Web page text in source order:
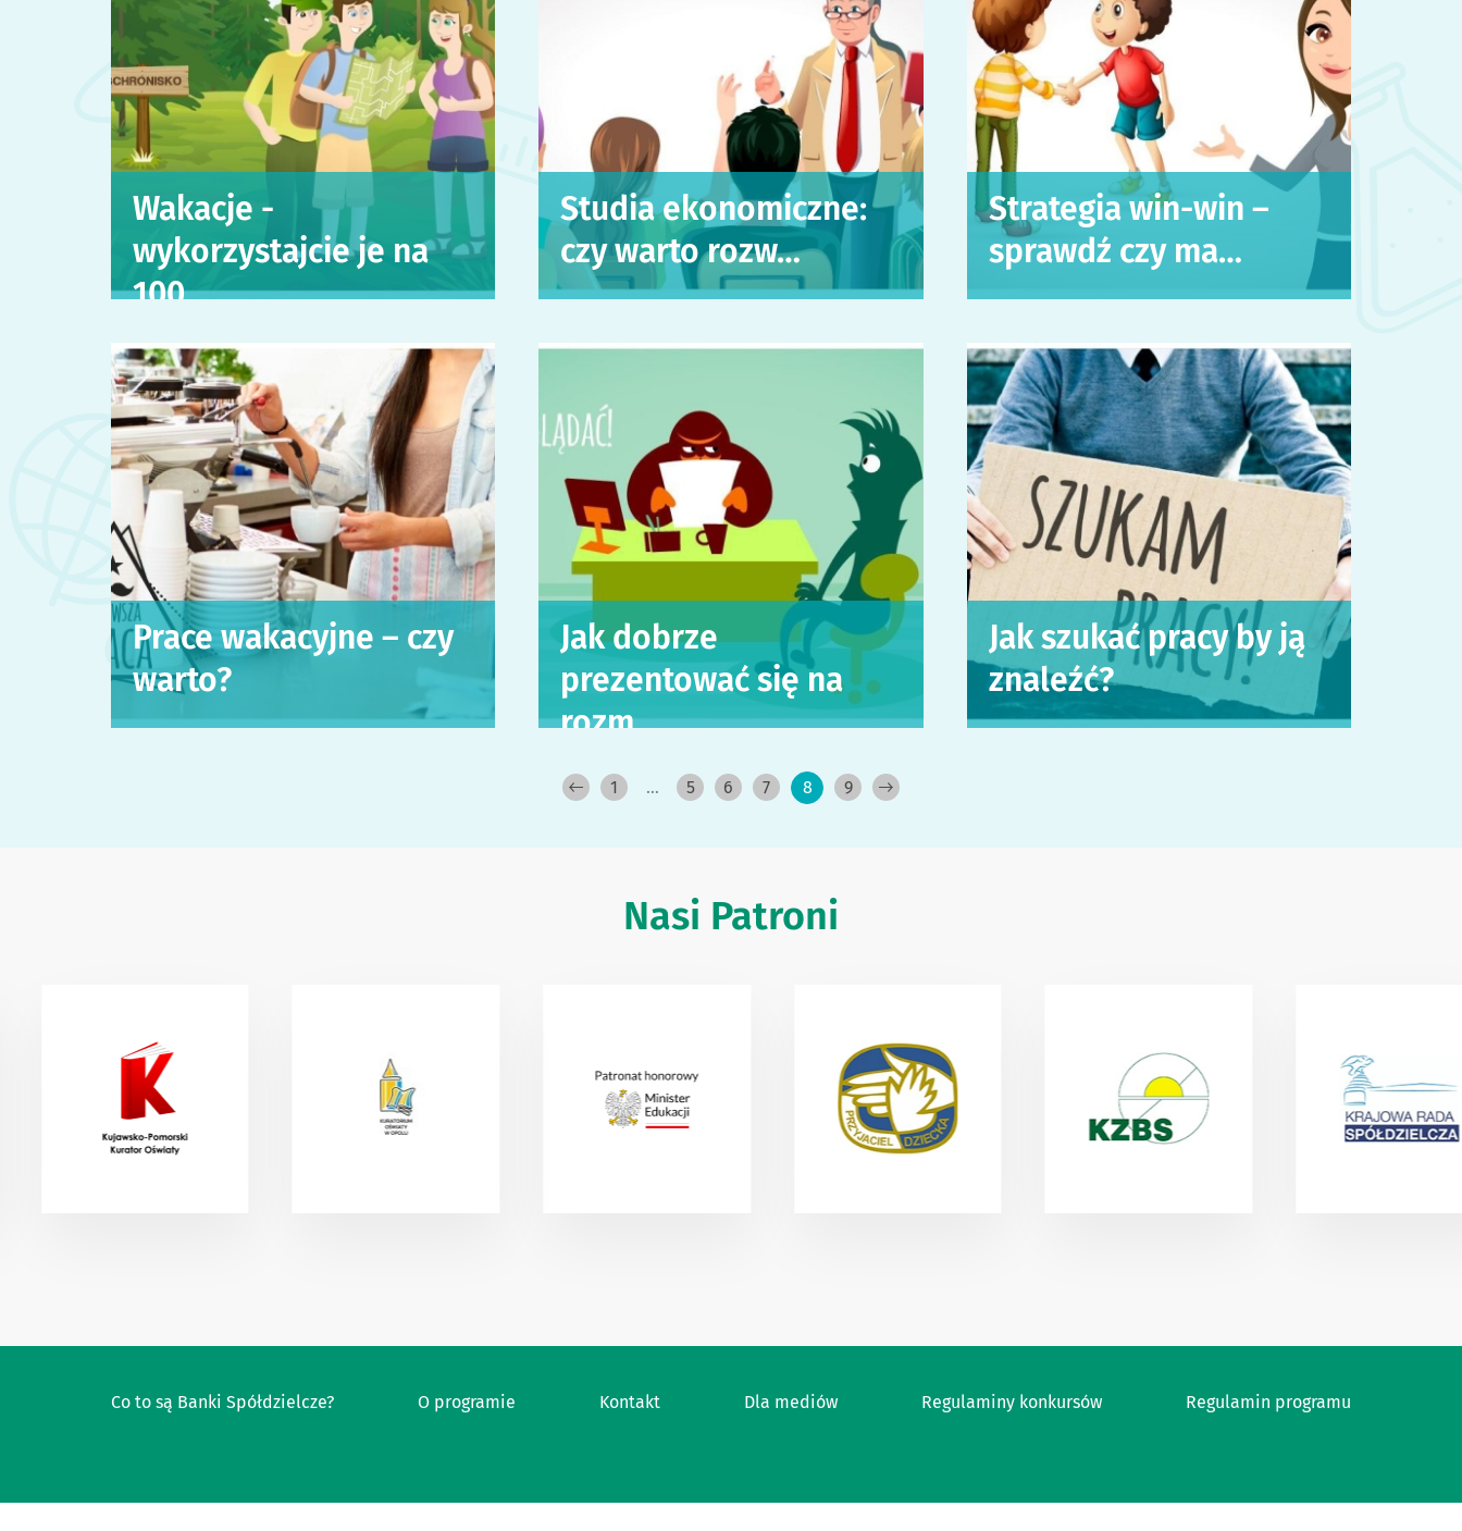
Wakacje -
wykorzystajcie je na
100…
Studia ekonomiczne:
czy warto rozw…
Strategia win-win –
sprawdź czy ma…
Prace wakacyjne – czy
warto?
Jak dobrze
prezentować się na
rozm…
Jak szukać pracy by ją
znaleźć?
1 … 5 6 7 8 9
Nasi Patroni
Co to są Banki Spółdzielcze? O programie Kontakt Dla mediów Regulaminy konkursów Regulamin programu